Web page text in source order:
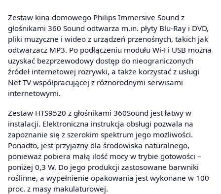
Zestaw kina domowego Philips Immersive Sound z
głośnikami 360 Sound odtwarza m.in. płyty Blu-Ray i DVD,
pliki muzyczne i wideo z urządzeń przenośnych, takich jak
odtwarzacz MP3. Po podłączeniu modułu Wi-Fi USB można
uzyskać bezprzewodowy dostęp do nieograniczonych
źródeł internetowej rozrywki, a także korzystać z usługi
Net TV współpracującej z różnorodnymi serwisami
internetowymi.
Zestaw HTS9520 z głośnikami 360Sound jest łatwy w
instalacji. Elektroniczna instrukcja obsługi pozwala na
zapoznanie się z szerokim spektrum jego możliwości.
Ponadto, jest przyjazny dla środowiska naturalnego,
ponieważ pobiera małą ilość mocy w trybie gotowości –
poniżej 0,3 W. Do jego produkcji zastosowane barwniki
roślinne, a wypełnienie opakowania jest wykonane w 100
proc. z masy makulaturowej.